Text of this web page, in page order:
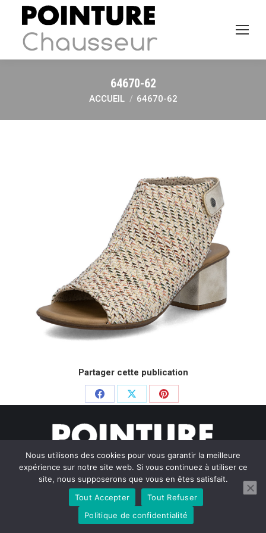
64670-62
Vous êtes ici :
ACCUEIL 64670-62
Partager cette publication
Partager
Facebook
PartagerPartager
Pinterest
© Pointure Chausseurs - 2020. Dream-Theme — truly
WordPress themes
Menu BAS
Nous utilisons des cookies pour vous garantir la meilleure
expérience sur notre site web. Si vous continuez à utiliser ce
site, nous supposerons que vous en êtes satisfait.
Tout Accepter
Tout Refuser
Politique de confidentialité